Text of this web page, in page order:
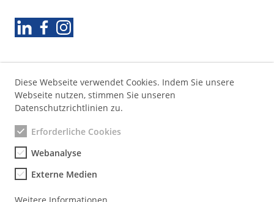
Diese Webseite verwendet Cookies. Indem Sie unsere
Webseite nutzen, stimmen Sie unseren
Datenschutzrichtlinien zu.
Erforderliche Cookies
Webanalyse
Externe Medien
Weitere Informationen
e
k
ä
r
e
a
v
i
g
a
t
Folgen Sie uns